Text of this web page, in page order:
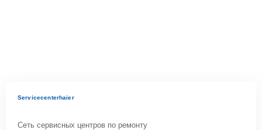
Servicecenterhaier
Сеть сервисных центров по ремонту